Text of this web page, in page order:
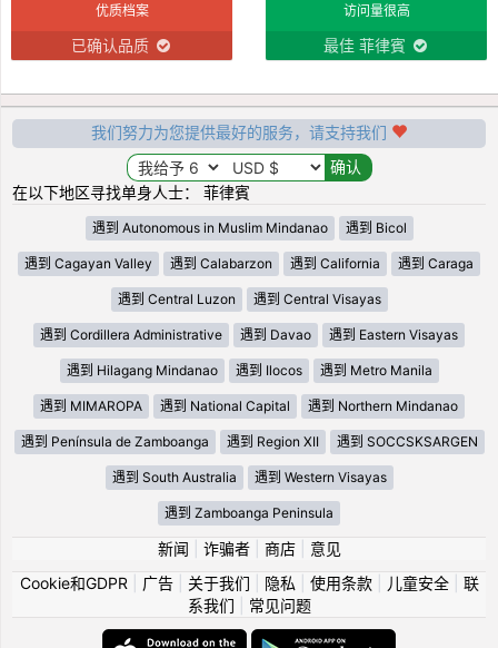
优质档案
已确认品质
访问量很高
最佳 菲律賓
我们努力为您提供最好的服务，请支持我们
在以下地区寻找单身人士： 菲律賓
遇到 Autonomous in Muslim Mindanao 遇到 Bicol
遇到 Cagayan Valley 遇到 Calabarzon 遇到 California 遇到 Caraga
遇到 Central Luzon 遇到 Central Visayas
遇到 Cordillera Administrative 遇到 Davao 遇到 Eastern Visayas
遇到 Hilagang Mindanao 遇到 Ilocos 遇到 Metro Manila
遇到 MIMAROPA 遇到 National Capital 遇到 Northern Mindanao
遇到 Península de Zamboanga 遇到 Region XII 遇到 SOCCSKSARGEN
遇到 South Australia 遇到 Western Visayas
遇到 Zamboanga Peninsula
新闻 诈骗者| 商店| 意见
Cookie和GDPR
广告| 关于我们 隐私 使用条款| 儿童安全| 联
系我们
常见问题